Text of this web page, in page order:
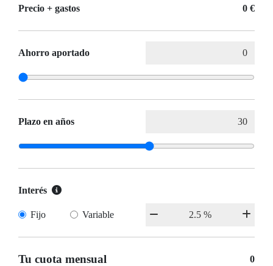
Precio + gastos 0 €
Ahorro aportado
Plazo en años
Interés
Fijo Variable
Tu cuota mensual 0